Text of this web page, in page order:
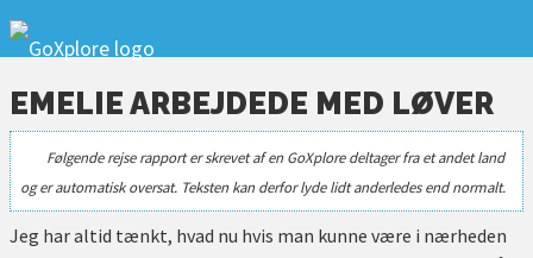
EMELIE ARBEJDEDE MED LØVER
Følgende rejse rapport er skrevet af en GoXplore deltager fra et andet land
og er automatisk oversat. Teksten kan derfor lyde lidt anderledes end normalt.
Jeg har altid tænkt, hvad nu hvis man kunne være i nærheden